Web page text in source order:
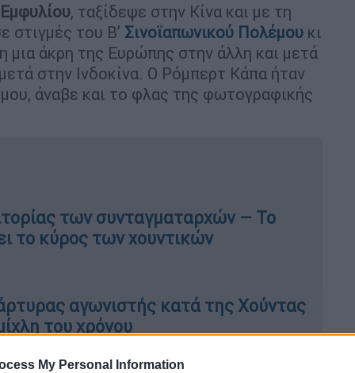
My Personal Information
, ταξίδεψε στην Κίνα και με τη
στιγμές του Β’ Σινοϊαπωνικού Πολέμου κι
μια άκρη της Ευρώπης στην άλλη και μετά
στην Ινδοκίνα. Ο Ρόμπερτ Κάπα ήταν
άναβε και το φλας της φωτογραφικής
των συνταγματαρχών – Το
το κύρος των χουντικών
αγωνιστής κατά της Χούντας
του χρόνου